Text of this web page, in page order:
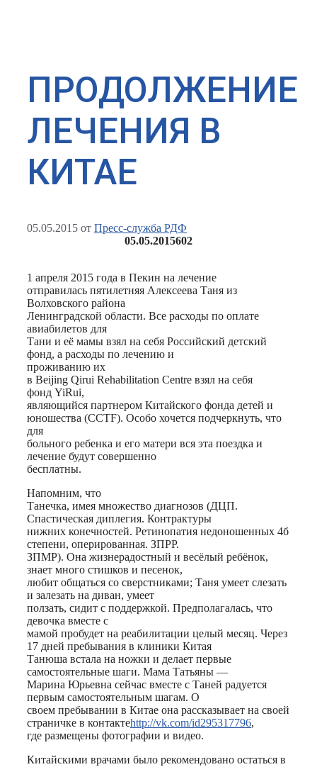
ПРОДОЛЖЕНИЕ
ЛЕЧЕНИЯ В
КИТАЕ
05.05.2015 от Пресс-служба РДФ
05.05.2015602
1 апреля 2015 года в Пекин на лечение
отправилась пятилетняя Алексеева Таня из
Волховского района
Ленинградской области. Все расходы по оплате
авиабилетов для
Тани и её мамы взял на себя Российский детский
фонд, а расходы по лечению и
проживанию их
в Beijing Qirui Rehabilitation Centre взял на себя
фонд YiRui,
являющийся партнером Китайского фонда детей и
юношества (CCTF). Особо хочется подчеркнуть, что
для
больного ребенка и его матери вся эта поездка и
лечение будут совершенно
бесплатны.
Напомним, что
Танечка, имея множество диагнозов (ДЦП.
Спастическая диплегия. Контрактуры
нижних конечностей. Ретинопатия недоношенных 4б
степени, оперированная. ЗПРР.
ЗПМР). Она жизнерадостный и весёлый ребёнок,
знает много стишков и песенок,
любит общаться со сверстниками; Таня умеет слезать
и залезать на диван, умеет
ползать, сидит с поддержкой. Предполагалась, что
девочка вместе с
мамой пробудет на реабилитации целый месяц. Через
17 дней пребывания в клиники Китая
Танюша встала на ножки и делает первые
самостоятельные шаги. Мама Татьяны —
Марина Юрьевна сейчас вместе с Таней радуется
первым самостоятельным шагам. О
своем пребывании в Китае она рассказывает на своей
страничке в контактеhttp://vk.com/id295317796,
где размещены фотографии и видео.
Китайскими врачами было рекомендовано остаться в